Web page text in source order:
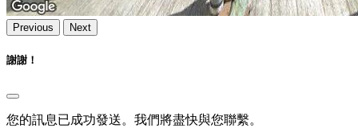
Previous Next
謝謝！
您的訊息已成功發送。我們將盡快與您聯繫。